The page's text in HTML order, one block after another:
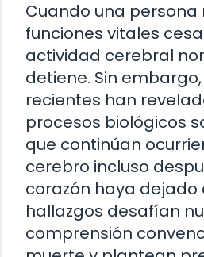
Cuando una persona
funciones vitales
actividad cerebral
detiene. Sin
recientes han
procesos biológicos
que continúan
cerebro incluso
corazón haya dejado
hallazgos desafían
comprensión